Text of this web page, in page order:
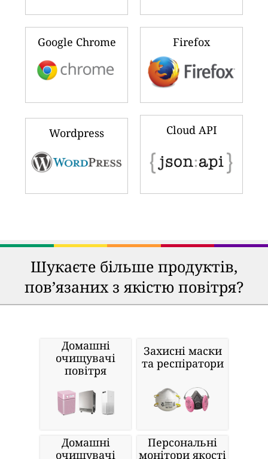
Google Chrome Firefox
Wordpress Cloud API
Шукаєте більше продуктів,
пов’язаних з якістю повітря?
Домашні
очищувачі
повітря
Захисні маски
та респіратори
Домашні
очищувачі
Персональні
монітори якості